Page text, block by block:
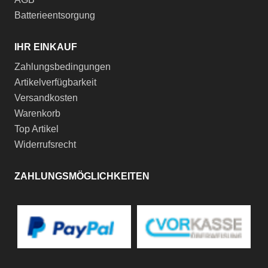
Batterieentsorgung
IHR EINKAUF
Zahlungsbedingungen
Artikelverfügbarkeit
Versandkosten
Warenkorb
Top Artikel
Widerrufsrecht
ZAHLUNGSMÖGLICHKEITEN